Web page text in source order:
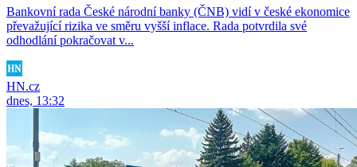
Bankovní rada České národní banky (ČNB) vidí v české ekonomice
převažující rizika ve směru vyšší inflace. Rada potvrdila své
odhodlání pokračovat v...
HN.cz
dnes, 13:32